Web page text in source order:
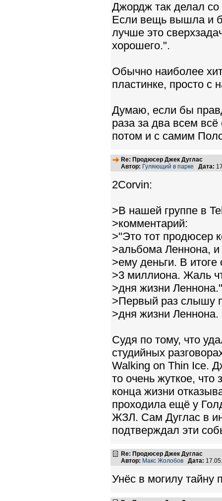
Джордж так делал
Если вещь вышла и
лучше это
хорошего.".
Обычно наиболее
пластинке, просто с
Думаю, если бы
раза за два всем
потом и с самим
Re: Продюсер Джек Дуглас
Автор: Гуляющий в парке Дата:
2Corvin:
>В нашей группе в
>комментарий:
>"Это тот продюсер
>альбома Леннона,
>ему деньги. В итоге
>3 миллиона. Жаль
>дня жизни Леннона."
>Первый раз слышу
>дня жизни Леннона.
Судя по тому, что
студийных
Walking on Thin Ice.
то очень жуткое, что
конца жизни
проходила ещё у
ЖЗЛ. Сам Дуглас в
подтверждал эти
Re: Продюсер Джек Дуглас
Автор: Макс Жолобов Дата:
Унёс в могилу тайну